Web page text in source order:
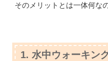
そのメリットとは一体何な
1. 水中ウォーキン